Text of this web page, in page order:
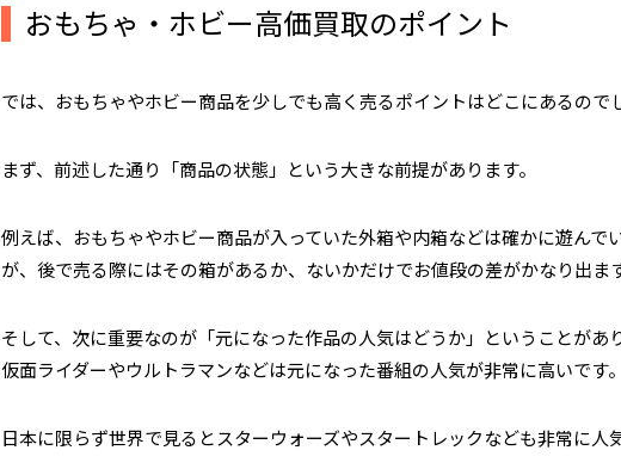
おもちゃ・ホビー高価買取のポイント
では、おもちゃやホビー商品を少しでも高く売るポイントはどこにあるので
まず、前述した通り「商品の状態」という大きな前提があります。
例えば、おもちゃやホビー商品が入っていた外箱や内箱などは確かに遊んで
が、後で売る際にはその箱があるか、ないかだけでお値段の差がかなり出ます
そして、次に重要なのが「元になった作品の人気はどうか」ということが
仮面ライダーやウルトラマンなどは元になった番組の人気が非常に高いです。
日本に限らず世界で見るとスターウォーズやスタートレックなども非常に人